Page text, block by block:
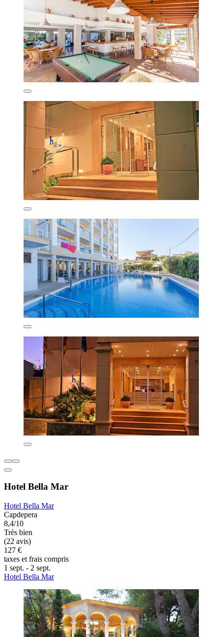
Hotel Bella Mar
Hotel Bella Mar
Capdepera
8,4/10
Très bien
(22 avis)
127 €
taxes et frais compris
1 sept. - 2 sept.
Hotel Bella Mar